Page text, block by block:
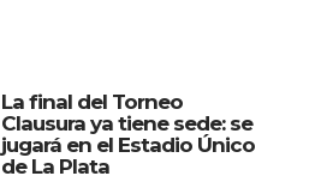
La final del Torneo
Clausura ya tiene sede: se
jugará en el Estadio Único
de La Plata